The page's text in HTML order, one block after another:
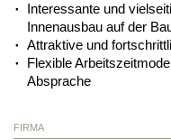
Interessante und
Innenausbau auf der
Attraktive und
Flexible
Absprache
FIRMA